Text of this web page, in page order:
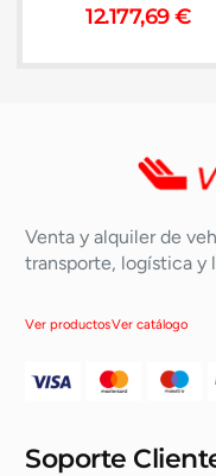
12.177,69€
Venta y alquiler de
transporte, logística y
Ver productosVer catálogo
Soporte